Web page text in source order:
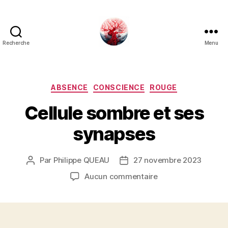
Recherche Menu
Catégories
ABSENCE CONSCIENCE ROUGE
Cellule sombre et ses
synapses
Auteur
Par Philippe QUEAU
Date27 novembre 2023
Aucun commentairesur